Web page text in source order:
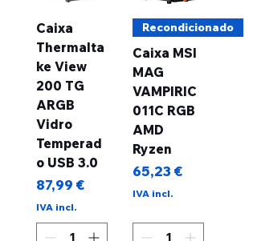
Caixa
Thermalta
ke View
200 TG
ARGB
Vidro
Temperad
o USB 3.0
Preço
87,99 €
IVA incl.
Recondicionado
Caixa MSI
MAG
VAMPIRIC
011C RGB
AMD
Ryzen
Preço
65,23 €
IVA incl.